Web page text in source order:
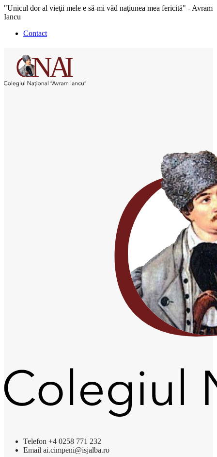
"Unicul dor al vieţii mele e să-mi văd naţiunea mea fericită" - Avram
Iancu
Contact
Telefon +4 0258 771 232
Email ai.cimpeni@isjalba.ro